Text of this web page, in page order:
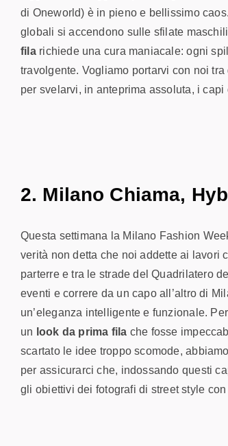
di Oneworld) è in pieno e bellissimo
globali si accendono sulle sfilate
filarichiede una cura maniacale: ogni
travolgente. Vogliamo portarvi con noi
per svelarvi, in anteprima assoluta, i
2. Milano Chiama,
Questa settimana la Milano Fashion
verità non detta che noi addette ai lavori
parterre e tra le strade del Quadrilatero
eventi e correre da un capo all’altro di
un’eleganza intelligente e funzionale.
un look da prima fila che fosse
scartato le idee troppo scomode,
per assicurarci che, indossando questi
gli obiettivi dei fotografi di street style